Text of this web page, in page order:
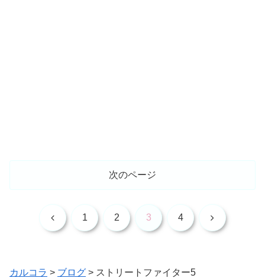
次のページ
前 1 2 3 4 次
カルコラ > ブログ > ストリートファイター5